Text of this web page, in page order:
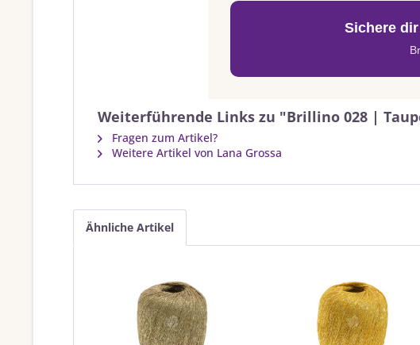
Sichere
Weiterführende Links zu "Brillino 028 |
Fragen zum Artikel?
Weitere Artikel von Lana Grossa
Ähnliche Artikel